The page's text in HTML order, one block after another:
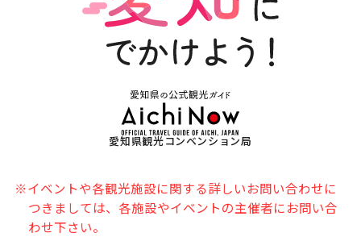
愛知県観光コンベンション局
※イベントや各観光施設に関する詳しいお問い合わせに
つきましては、各施設やイベントの主催者にお問い合
わせ下さい。